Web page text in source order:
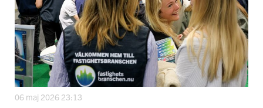
06 maj 2026 23:13